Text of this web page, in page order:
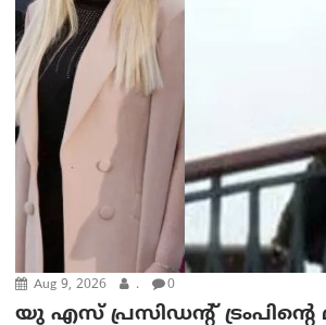
Aug 9, 2026 . 0
യു എസ് പ്രസിഡന്റ്